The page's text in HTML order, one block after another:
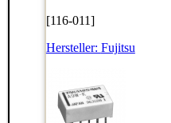
[116-011]
Hersteller: Fujitsu